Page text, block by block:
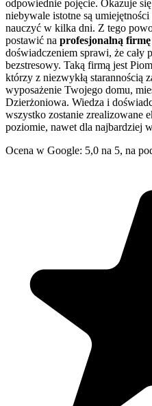
odpowiednie pojęcie. Okazuje
niebywale istotne są
nauczyć w kilka dni. Z tego
postawić na profesjonalną
doświadczeniem sprawi, że cały
bezstresowy. Taką firmą jest
którzy z niezwykłą starannością
wyposażenie Twojego domu,
Dzierżoniowa. Wiedza i
wszystko zostanie zrealizowane
poziomie, nawet dla najbardziej
Ocena w Google: 5,0 na 5, na